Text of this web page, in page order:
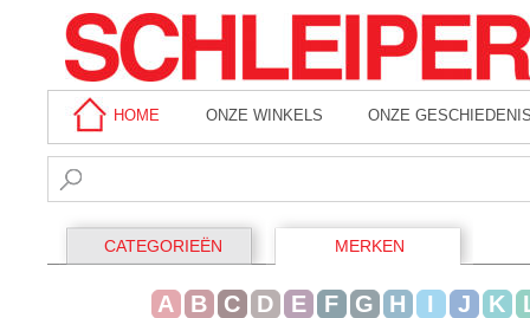
HOME ONZE WINKELS ONZE
CATEGORIEËN MERKEN
A B C D E F G H I J K